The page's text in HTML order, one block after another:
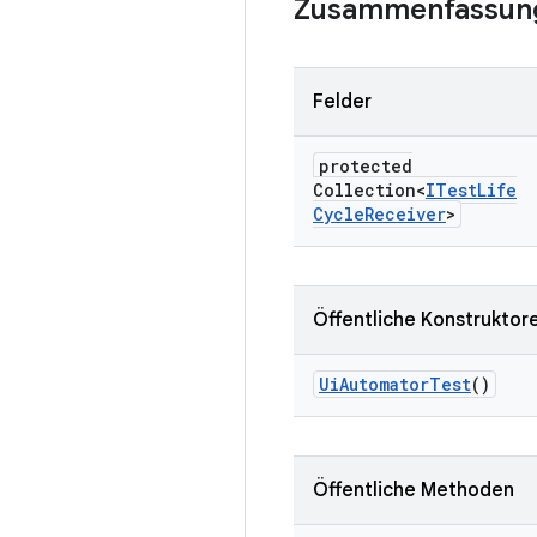
Felder
protected
Collection<ITestLife
CycleReceiver>
Öffentliche
UiAutomatorTest()
Öffentliche Methoden